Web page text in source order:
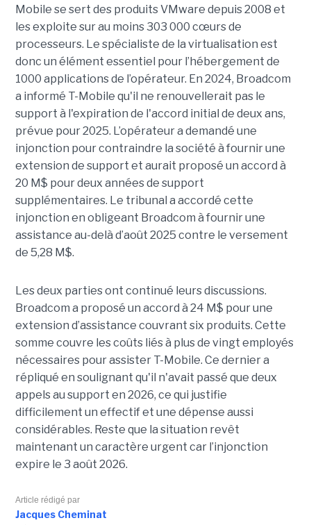
Mobile se sert des produits VMware depuis 2008 et
les exploite sur au moins 303 000 cœurs de
processeurs. Le spécialiste de la virtualisation est
donc un élément essentiel pour l’hébergement de
1000 applications de l’opérateur. En 2024, Broadcom
a informé T-Mobile qu'il ne renouvellerait pas le
support à l'expiration de l'accord initial de deux ans,
prévue pour 2025. L’opérateur a demandé une
injonction pour contraindre la société à fournir une
extension de support et aurait proposé un accord à
20 M$ pour deux années de support
supplémentaires. Le tribunal a accordé cette
injonction en obligeant Broadcom à fournir une
assistance au-delà d’août 2025 contre le versement
de 5,28 M$.
Les deux parties ont continué leurs discussions.
Broadcom a proposé un accord à 24 M$ pour une
extension d’assistance couvrant six produits. Cette
somme couvre les coûts liés à plus de vingt employés
nécessaires pour assister T-Mobile. Ce dernier a
répliqué en soulignant qu'il n'avait passé que deux
appels au support en 2026, ce qui justifie
difficilement un effectif et une dépense aussi
considérables. Reste que la situation revêt
maintenant un caractère urgent car l’injonction
expire le 3 août 2026.
Article rédigé par
Jacques Cheminat